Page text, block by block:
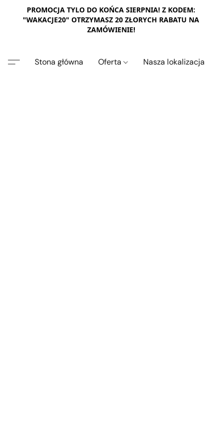
PROMOCJA TYLO DO KOŃCA SIERPNIA! Z KODEM:
"WAKACJE20" OTRZYMASZ 20 ZŁORYCH RABATU NA
ZAMÓWIENIE!
Stona główna Oferta Nasza lokalizacja